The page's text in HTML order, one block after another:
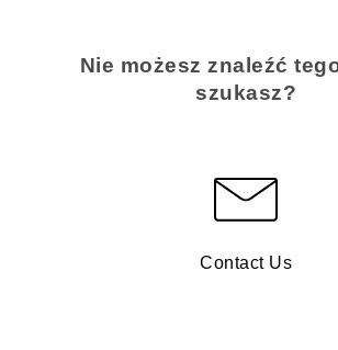
Nie możesz znaleźć
szukasz?
Contact Us